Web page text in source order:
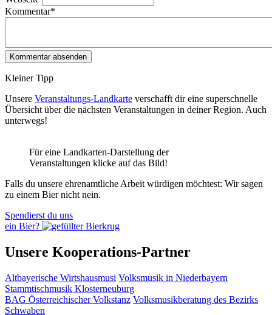
Kommentar*
Kleiner Tipp
Unsere Veranstaltungs-Landkarte verschafft dir eine superschnelle
Übersicht über die nächsten Veranstaltungen in deiner Region. Auch
unterwegs!
Für eine Landkarten-Darstellung der
Veranstaltungen klicke auf das Bild!
Falls du unsere ehrenamtliche Arbeit würdigen möchtest: Wir sagen
zu einem Bier nicht nein.
Spendierst du uns
ein Bier?
Unsere Kooperations-Partner
Altbayerische Wirtshausmusi Volksmusik in Niederbayern
Stammtischmusik Klosterneuburg
BAG Österreichischer Volkstanz Volksmusikberatung des Bezirks
Schwaben